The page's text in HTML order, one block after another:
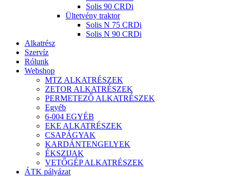
Solis 90 CRDi
Ültetvény traktor
Solis N 75 CRDi
Solis N 90 CRDi
Alkatrész
Szervíz
Rólunk
Webshop
MTZ ALKATRÉSZEK
ZETOR ALKATRÉSZEK
PERMETEZŐ ALKATRÉSZEK
Egyéb
6-004 EGYÉB
EKE ALKATRÉSZEK
CSAPÁGYAK
KARDÁNTENGELYEK
ÉKSZIJAK
VETŐGÉP ALKATRÉSZEK
ÁTK pályázat